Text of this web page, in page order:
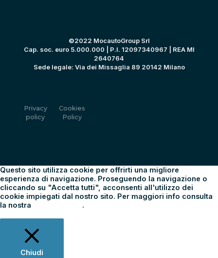
©2022 MocautoGroup Srl
Cap. soc. euro 5.000.000 | P.I. 12097340967 | REA MI
2640764
Sede legale: Via dei Missaglia 89 20142 Milano
Privacy
policy
Cookies
Policy
Questo sito utilizza cookie per offrirti una migliore
esperienza di navigazione. Proseguendo la navigazione o
cliccando su "Accetta tutti", acconsenti all'utilizzo dei
cookie impiegati dal nostro sito. Per maggiori info consulta
la nostra
.
Chiudi